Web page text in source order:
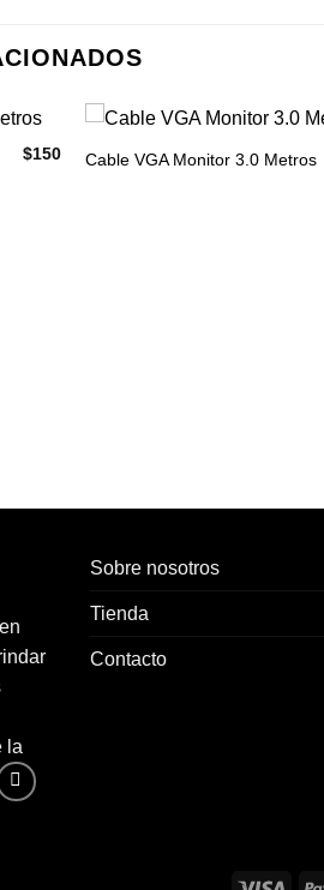
$150 Cable VGA Monitor 3.0 Metros
la
Sobre nosotros
Tienda
Contacto
Visa